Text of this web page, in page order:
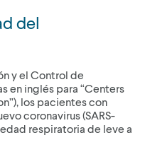
del
y el Control de
en inglés para “Centers
los pacientes con
coronavirus (SARS-
respiratoria de leve a